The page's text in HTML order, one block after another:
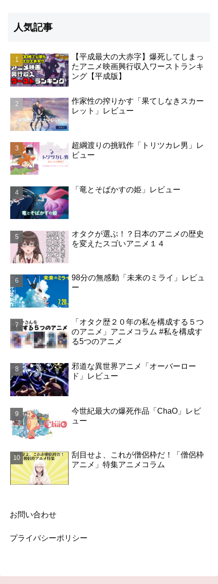
人気記事
【平成最大の大赤字】爆死してしまっ
たアニメ映画興行収入ワーストランキ
ング【平成版】
作家性の搾りかす「果てしなきスカー
レット」レビュー
超綱渡りの挑戦作「トリツカレ男」レ
ビュー
「竜とそばかすの姫」レビュー
オタクが選ぶ！？日本のアニメの歴史
を変えたスゴいアニメ１４
98分の無感動「未来のミライ」レビュ
ー
「オタク歴２０年の私を構成する５つ
のアニメ」アニメコラム #私を構成す
る5つのアニメ
邪道な異世界アニメ「オーバーロー
ド」レビュー
今世紀最大の爆死作品「ChaO」レビ
ュー
刮目せよ、これが僧侶枠だ！「僧侶枠
アニメ」特集アニメコラム
お問い合わせ
プライバシーポリシー